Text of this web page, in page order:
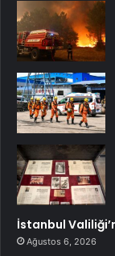
İstanbul
Ağustos 6, 2026